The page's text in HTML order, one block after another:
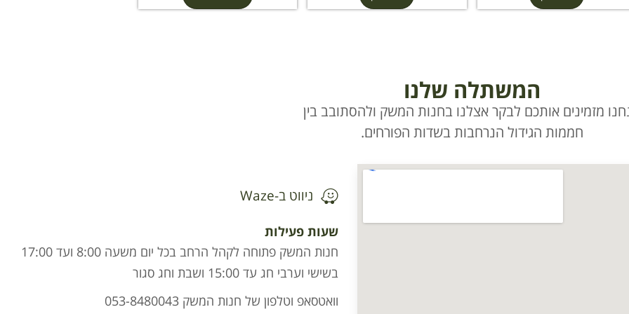
המשתלה שלנו
מזמינים אותכם לבקר אצלנו בחנות המשק ולהסתובב בין
חממות הגידול הנרחבות בשדות הפורחים.
ניווט ב-Waze
שעות פעילות
חנות המשק פתוחה לקהל הרחב בכל יום משעה 8:00 ועד 17:00
בשישי וערבי חג עד 15:00 ושבת וחג סגור
וואטסאפ וטלפון של חנות המשק 053-8480043